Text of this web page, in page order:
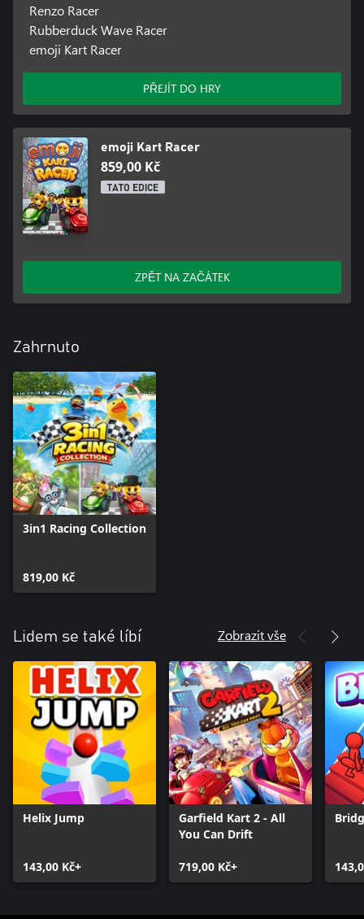
Renzo Racer
Rubberduck Wave Racer
emoji Kart Racer
PŘEJÍT DO HRY
emoji Kart Racer
859,00 Kč
TATO EDICE
ZPĚT NA ZAČÁTEK
Zahrnuto
3in1 Racing Collection
819,00 Kč
Lidem se také líbí Zobrazit vše
Helix Jump
143,00 Kč+
Garfield Kart 2 - All
You Can Drift
719,00 Kč+